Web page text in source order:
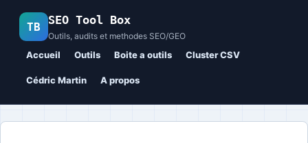
TB SEO Tool Box
Outils, audits et methodes SEO/GEO
Accueil Outils Boite a outils Cluster CSV
Cédric Martin A propos